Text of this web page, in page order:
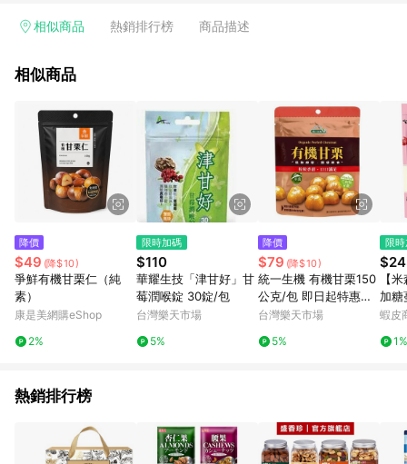
有好康。LINE好友招募中搜尋@10mart。 ＊特定 iPhone17 將不
相似商品 熱銷排行榜 商品描述
相似商品
降價
$49 (降$10)
爭鮮有機甘栗仁（純
素）
康是美網購eShop
2%
限時加碼
$110
華耀生技「津甘好」甘
莓潤喉錠 30錠/包
台灣樂天市場
5%
降價
$79 (降$10)
統一生機 有機甘栗150
公克/包 即日起特惠至8
月28日數量有限售完為
台灣樂天市場
5%
限
【
加
包)
蝦皮
1%
熱銷排行榜